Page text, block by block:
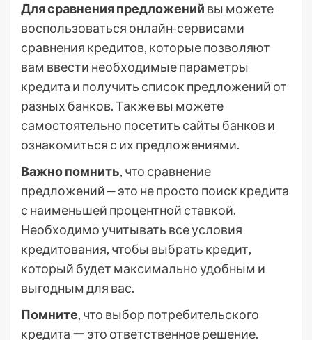
Для сравнения предложений вы можете
воспользоваться онлайн-сервисами
сравнения кредитов, которые позволяют
вам ввести необходимые параметры
кредита и получить список предложений от
разных банков. Также вы можете
самостоятельно посетить сайты банков и
ознакомиться с их предложениями.
Важно помнить, что сравнение
предложений ‒ это не просто поиск кредита
с наименьшей процентной ставкой.
Необходимо учитывать все условия
кредитования, чтобы выбрать кредит,
который будет максимально удобным и
выгодным для вас.
Помните, что выбор потребительского
кредита ー это ответственное решение.